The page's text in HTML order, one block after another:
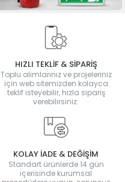
HIZLI TEKLİF & SİPARİŞ
Toplu alımlarınız ve projeleriniz
için web sitemizden kolayca
teklif isteyebilir, hızla sipariş
verebilirsiniz.
KOLAY İADE & DEĞİŞİM
Standart ürünlerde 14 gün
içerisinde kurumsal